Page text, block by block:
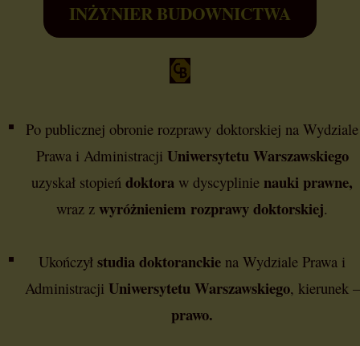
Po publicznej obronie rozprawy doktorskiej na Wydziale
Prawa i Administracji Uniwersytetu Warszawskiego
uzyskał stopień doktora w dyscyplinie nauki prawne,
wraz z wyróżnieniem rozprawy doktorskiej.
Ukończył studia doktoranckie na Wydziale Prawa i
Administracji Uniwersytetu Warszawskiego, kierunek –
prawo.
INŻYNIER BUDOWNICTWA